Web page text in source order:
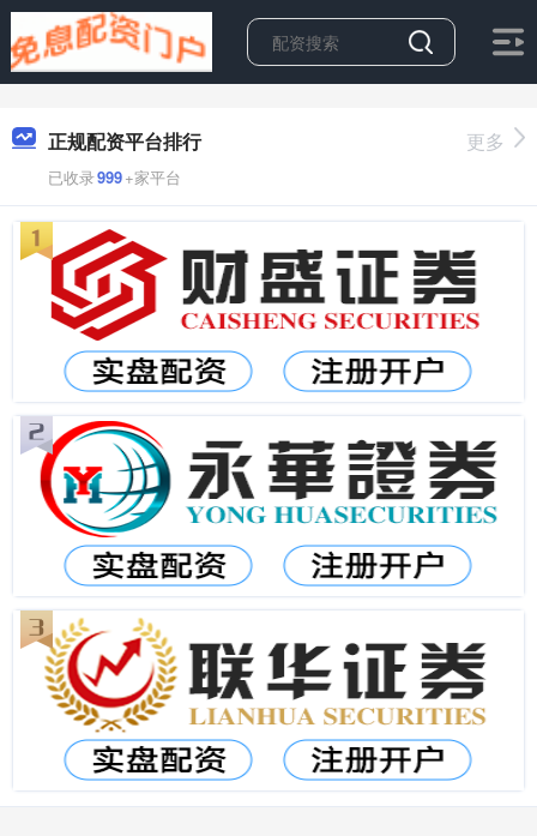
正规配资平台排行
已收录999+家平台
更多